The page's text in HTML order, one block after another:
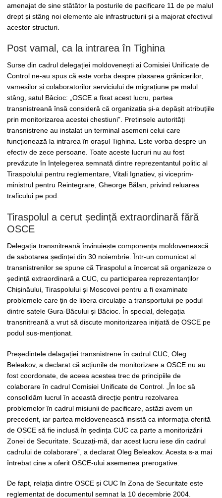
amenajat de sine stătător la posturile de pacificare 11 de pe malul
drept și stâng noi elemente ale infrastructurii și a majorat efectivul
acestor structuri.
Post vamal, ca la intrarea în Tighina
Surse din cadrul delegației moldovenești ai Comisiei Unificate de
Control ne-au spus că este vorba despre plasarea grănicerilor,
vameșilor și colaboratorilor serviciului de migrațiune pe malul
stâng, satul Bâcioc: „OSCE a fixat acest lucru, partea
transnistreană însă consideră că organizația și-a depășit atribuțiile
prin monitorizarea acestei chestiuni”. Pretinsele autorități
transnistrene au instalat un terminal asemeni celui care
funcționează la intrarea în orașul Tighina. Este vorba despre un
efectiv de zece persoane. Toate aceste lucruri nu au fost
prevăzute în înțelegerea semnată dintre reprezentantul politic al
Tiraspolului pentru reglementare, Vitali Ignatiev, și viceprim-
ministrul pentru Reintegrare, Gheorge Bălan, privind reluarea
traficului pe pod.
Tiraspolul a cerut ședință extraordinară fără
OSCE
Delegația transnitreană învinuiește componența moldovenească
de sabotarea ședinței din 30 noiembrie. Într-un comunicat al
transnistrenilor se spune că Tiraspolul a încercat să organizeze o
ședință extraordinară a CUC, cu participarea reprezentanților
Chișinăului, Tiraspolului și Moscovei pentru a fi examinate
problemele care țin de libera circulație a transportului pe podul
dintre satele Gura-Bâcului și Bâcioc. În special, delegația
transnitreană a vrut să discute monitorizarea inițiată de OSCE pe
podul sus-menționat.
Președintele delagației transnistrene în cadrul CUC, Oleg
Beleakov, a declarat că acțiunile de monitorizare a OSCE nu au
fost coordonate, de aceea acestea trec de principiile de
colaborare în cadrul Comisiei Unificate de Control. „În loc să
consolidăm lucrul în această direcție pentru rezolvarea
problemelor în cadrul misiunii de pacificare, astăzi avem un
precedent, iar partea moldovenească insistă ca informația oferită
de OSCE să fie inclusă în ședința CUC ca parte a monitorizării
Zonei de Securitate. Scuzați-mă, dar acest lucru iese din cadrul
cadrului de colaborare”, a declarat Oleg Beleakov. Acesta s-a mai
întrebat cine a oferit OSCE-ului asemenea prerogative.
De fapt, relația dintre OSCE și CUC în Zona de Securitate este
reglementat de documentul semnat la 10 decembrie 2004.